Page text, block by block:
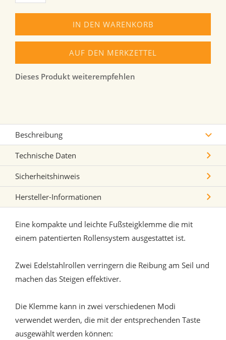
IN DEN WARENKORB
AUF DEN MERKZETTEL
Dieses Produkt weiterempfehlen
Beschreibung
Technische Daten
Sicherheitshinweis
Hersteller-Informationen
Eine kompakte und leichte Fußsteigklemme die mit
einem patentierten Rollensystem ausgestattet ist.
Zwei Edelstahlrollen verringern die Reibung am Seil und
machen das Steigen effektiver.
Die Klemme kann in zwei verschiedenen Modi
verwendet werden, die mit der entsprechenden Taste
ausgewählt werden können: